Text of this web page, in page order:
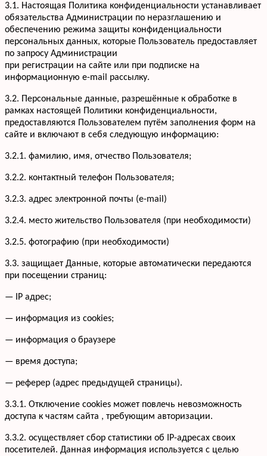
3.1. Настоящая Политика конфиденциальности устанавливает
обязательства Администрации по неразглашению и
обеспечению режима защиты конфиденциальности
персональных данных, которые Пользователь предоставляет
по запросу Администрации
при регистрации на сайте или при подписке на
информационную e-mail рассылку.
3.2. Персональные данные, разрешённые к обработке в
рамках настоящей Политики конфиденциальности,
предоставляются Пользователем путём заполнения форм на
сайте и включают в себя следующую информацию:
3.2.1. фамилию, имя, отчество Пользователя;
3.2.2. контактный телефон Пользователя;
3.2.3. адрес электронной почты (e-mail)
3.2.4. место жительство Пользователя (при необходимости)
3.2.5. фотографию (при необходимости)
3.3. защищает Данные, которые автоматически передаются
при посещении страниц:
— IP адрес;
— информация из cookies;
— информация о браузере
— время доступа;
— реферер (адрес предыдущей страницы).
3.3.1. Отключение cookies может повлечь невозможность
доступа к частям сайта , требующим авторизации.
3.3.2. осуществляет сбор статистики об IP-адресах своих
посетителей. Данная информация используется с целью